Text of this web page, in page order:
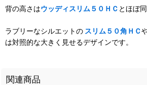
背の高さはウッディスリム５０ＨＣ とほぼ同
ラブリーなシルエットの スリム５０角ＨＣ
は対照的な大きく見せるデザインです。
関連商品